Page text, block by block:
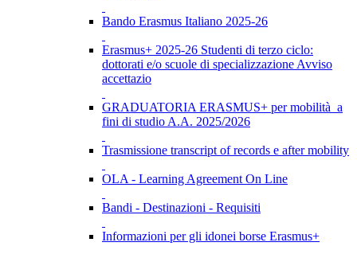
Bando Erasmus Italiano 2025-26
Erasmus+ 2025-26 Studenti di terzo ciclo:
dottorati e/o scuole di specializzazione Avviso
accettazio
GRADUATORIA ERASMUS+ per mobilità a
fini di studio A.A. 2025/2026
Trasmissione transcript of records e after mobility
OLA - Learning Agreement On Line
Bandi - Destinazioni - Requisiti
Informazioni per gli idonei borse Erasmus+